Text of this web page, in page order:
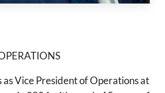
as Vice President of Operations at